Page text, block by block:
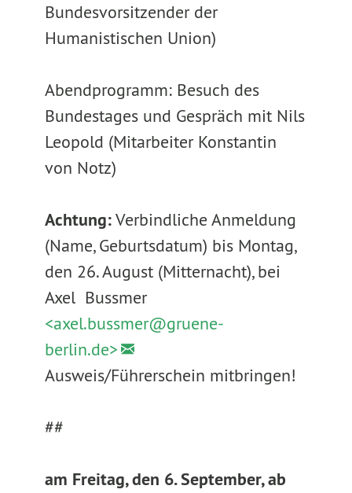
Bundesvorsitzender der
Humanistischen Union)
Abendprogramm: Besuch des
Bundestages und Gespräch mit Nils
Leopold (Mitarbeiter Konstantin
von Notz)
Achtung:Verbindliche Anmeldung
(Name, Geburtsdatum) bis Montag,
den 26. August (Mitternacht), bei
Axel Bussmer
<axel.bussmer@gruene-
berlin.de>
Ausweis/Führerschein mitbringen!
##
am Freitag, den 6. September, ab